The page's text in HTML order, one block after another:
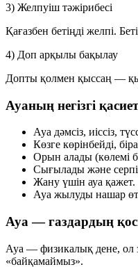
3) Желпуіш тәжірибесі
Қағазбен бетіңді желпі.
4) Доп арқылы бақылау
Допты қолмен қыссаң —
Ауаның негізгі
Ауа дәмсіз, иіссіз,
Көзге көрінбейді,
Орын алады (көлемі
Сығылады және
Жану үшін ауа қажет.
Ауа жылуды нашар
Ауа — газдардың
Ауа — физикалық дене, ол
«байқамаймыз».